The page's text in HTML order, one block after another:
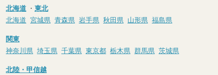
北海道 ・ 東北
北海道 宮城県 青森県 岩手県 秋田県 山形県 福島県
関東
神奈川県 埼玉県 千葉県 東京都 栃木県 群馬県 茨城県
北陸・甲信越